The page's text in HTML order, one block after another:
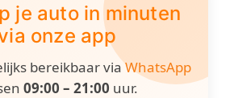
je auto in minuten
onze app
bereikbaar viaWhatsApp
09:00 – 21:00 uur.